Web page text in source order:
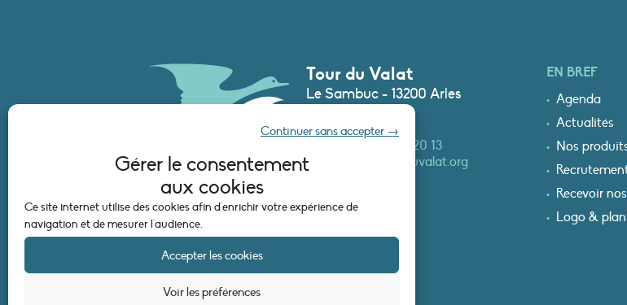
Gérer le consentement
aux cookies
Ce site internet utilise des cookies afin d'enrichir votre expérience de
navigation et de mesurer l'audience.
Accepter les cookies
Continuer sans accepter →
Voir les préférences
Tour du Valat
Le Sambuc - 13200 Arles
+33 (0)4 90 97 20 13
secretariat@tourduvalat.org
EN BREF
Agenda
Actualités
Nos
Recevoir
Logo & plan